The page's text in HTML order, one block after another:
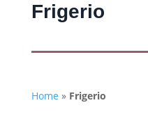
Frigerio
Home » Frigerio